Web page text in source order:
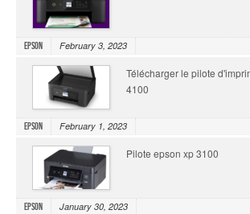
Epson February 3, 2023
Télécharger le pilote
4100
Epson February 1, 2023
Pilote epson xp 3100
Epson January 30, 2023